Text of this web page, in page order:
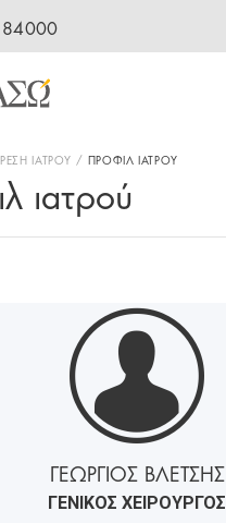
ΙΑΤΡΟΥ ΠΡΟΦΙΛ ΙΑΤΡΟΥ
ιατρού
ΓΕΩΡΓΙΟΣ ΒΛΕΤΣΗΣ
ΓΕΝΙΚΟΣ ΧΕΙΡΟΥΡΓΟΣ